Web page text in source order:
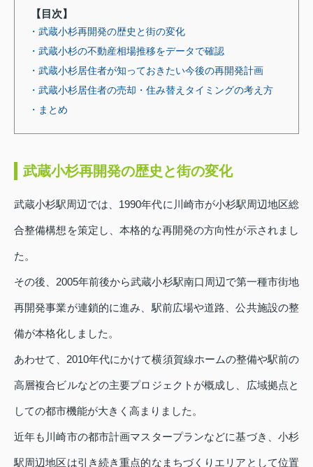
【目次】
・武蔵小杉再開発の歴史と街の変化
・武蔵小杉の不動産相場推移をデータで確認
・武蔵小杉居住者が知っておきたい今後の再開発計画
・武蔵小杉居住者の売却・住み替えタイミングの考え方
・まとめ
武蔵小杉再開発の歴史と街の変化
武蔵小杉駅周辺では、1990年代に川崎市が小杉駅周辺地区総
合整備構想を策定し、本格的な再開発の方向性が示されまし
た。
その後、2005年前後から武蔵小杉駅南口周辺で第一種市街地
再開発事業が連鎖的に進み、駅前広場や道路、公共施設の整
備が本格化しました。
あわせて、2010年代にかけて横須賀線ホームの整備や駅前の
高層複合ビルなどの主要プロジェクトが概成し、広域拠点と
しての都市機能が大きく高まりました。
近年も川崎市の都市計画マスタープランなどに基づき、小杉
駅周辺地区は引き続き重点的なまちづくりエリアとして位置